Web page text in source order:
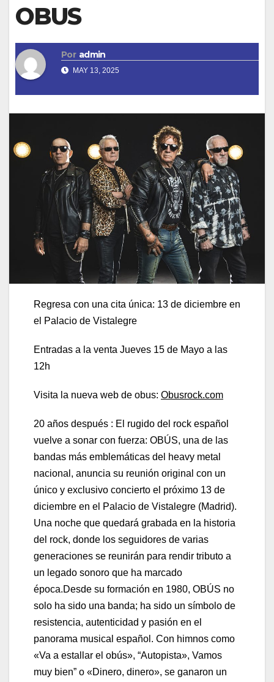
OBUS
Por admin
MAY 13, 2025
Regresa con una cita única: 13 de diciembre en
el Palacio de Vistalegre
Entradas a la venta Jueves 15 de Mayo a las
12h
Visita la nueva web de obus: Obusrock.com
20 años después : El rugido del rock español
vuelve a sonar con fuerza: OBÚS, una de las
bandas más emblemáticas del heavy metal
nacional, anuncia su reunión original con un
único y exclusivo concierto el próximo 13 de
diciembre en el Palacio de Vistalegre (Madrid).
Una noche que quedará grabada en la historia
del rock, donde los seguidores de varias
generaciones se reunirán para rendir tributo a
un legado sonoro que ha marcado
época.Desde su formación en 1980, OBÚS no
solo ha sido una banda; ha sido un símbolo de
resistencia, autenticidad y pasión en el
panorama musical español. Con himnos como
«Va a estallar el obús», “Autopista», Vamos
muy bien” o «Dinero, dinero», se ganaron un